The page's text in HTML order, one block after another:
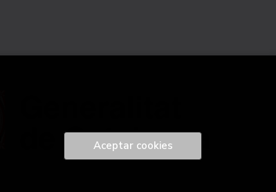
Aceptar cookies